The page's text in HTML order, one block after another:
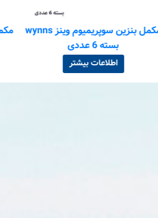
مکمل بنزین سوپریمیوم وینز wynns
اطلاعات بیشتر